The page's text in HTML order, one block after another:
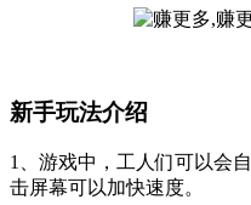
新手玩法介绍
1、游戏中，工人们可以会
击屏幕可以加快速度。